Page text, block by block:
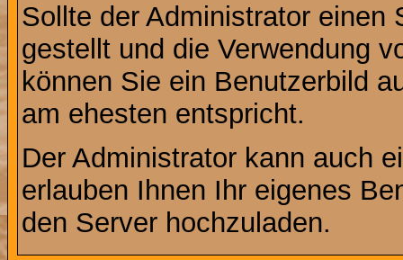
Sollte der Administrator einen
gestellt und die Verwendung
können Sie ein Benutzerbild
am ehesten entspricht.
Der Administrator kann auch
erlauben Ihnen Ihr eigenes
den Server hochzuladen.